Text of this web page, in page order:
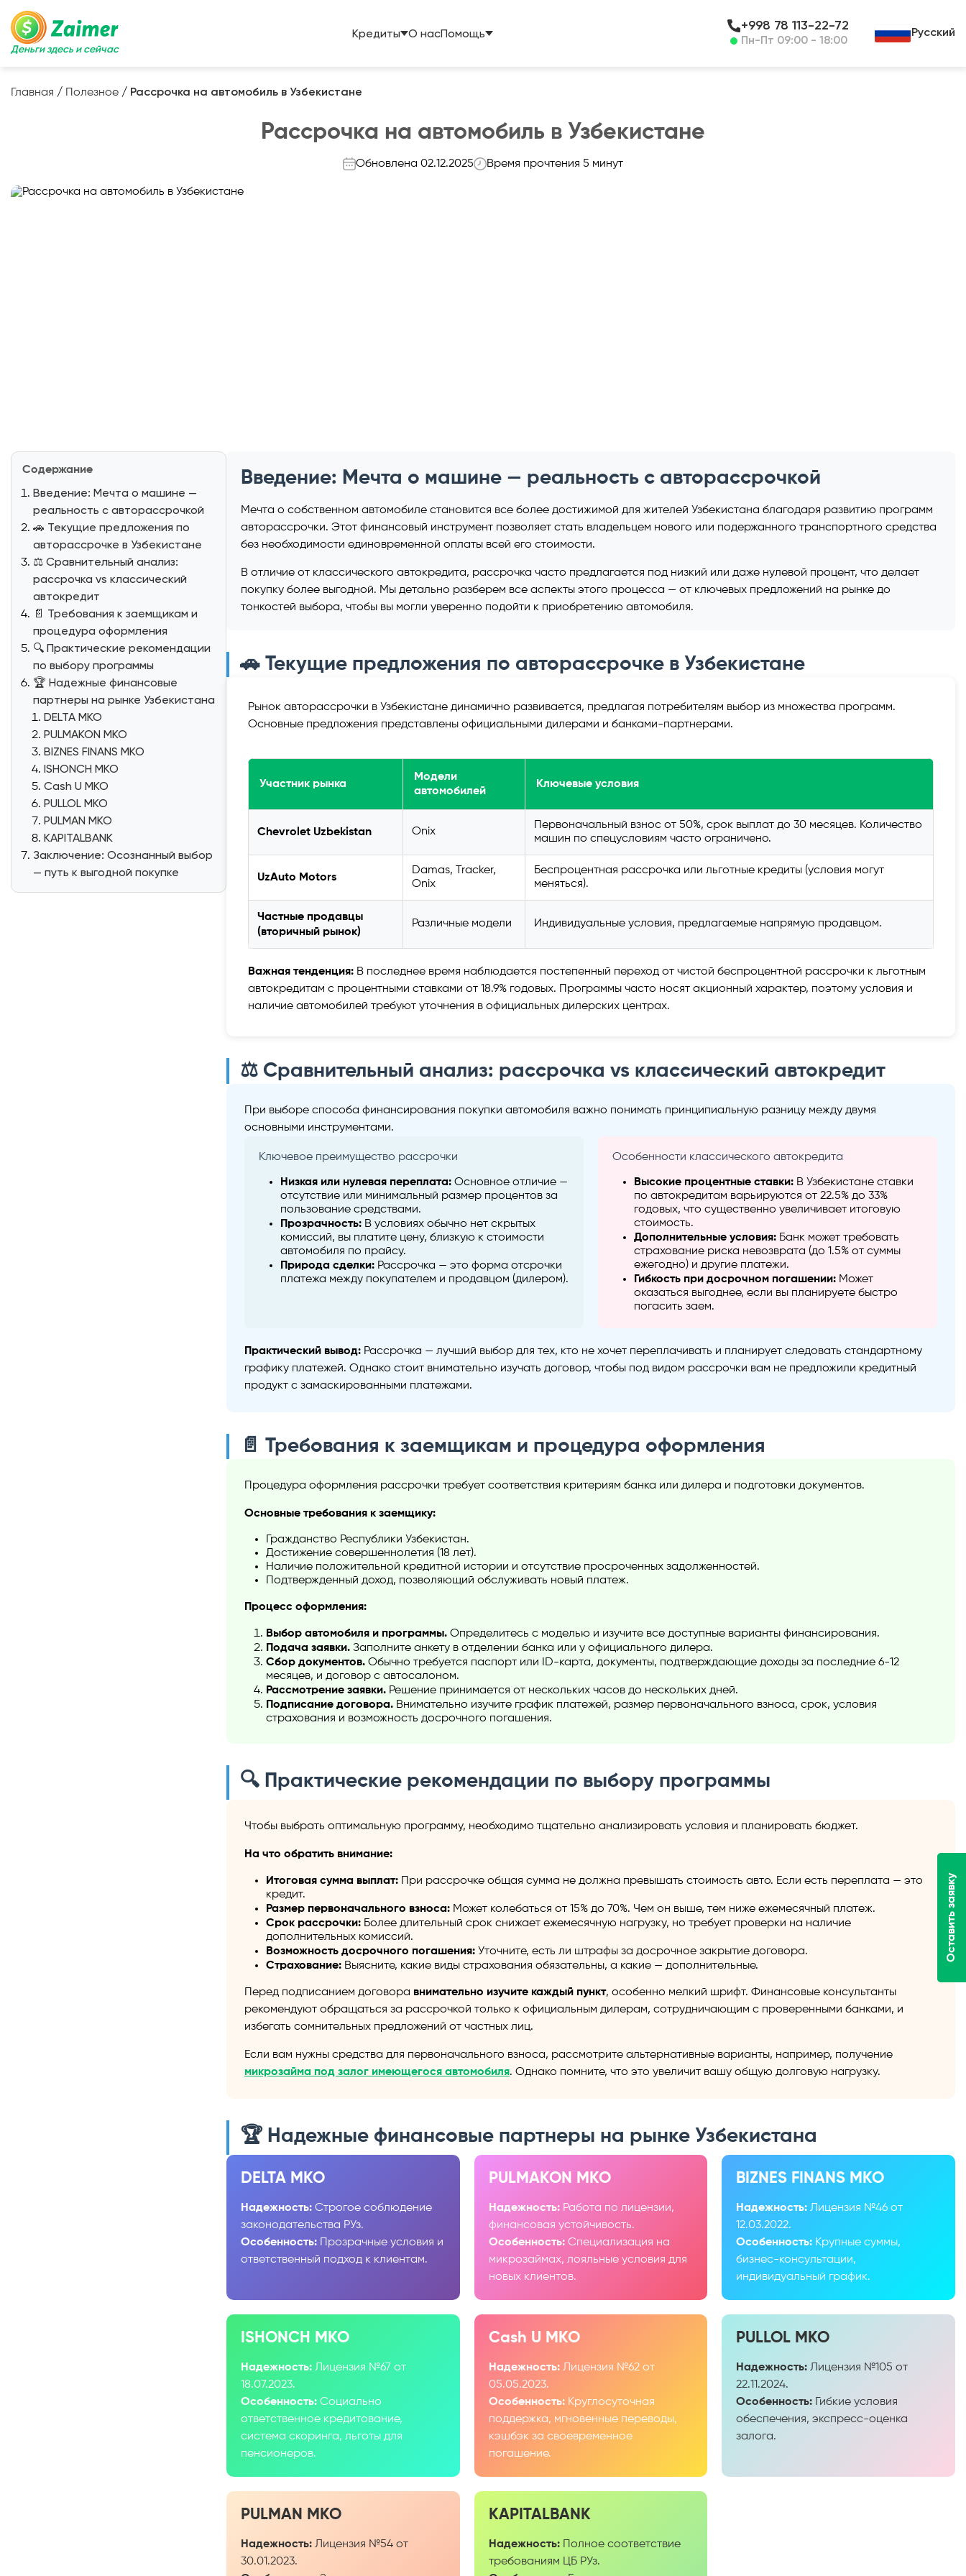
Деньги здесь и сейчас
Кредиты О насПомощь
+998 78 113-22-72
Пн-Пт 09:00 - 18:00
Русский
Главная / Полезное / Рассрочка на автомобиль в Узбекистане
Рассрочка на автомобиль в Узбекистане
Обновлена 02.12.2025 Время прочтения 5 минут
Содержание
Введение: Мечта о машине —
реальность с авторассрочкой
🚗 Текущие предложения по
авторассрочке в Узбекистане
⚖️ Сравнительный анализ:
рассрочка vs классический
автокредит
📄 Требования к заемщикам и
процедура оформления
🔍 Практические рекомендации
по выбору программы
🏆 Надежные финансовые
партнеры на рынке Узбекистана
DELTA МКО
PULMAKON МКО
BIZNES FINANS МКО
ISHONCH МКО
Cash U МКО
PULLOL МКО
PULMAN МКО
KAPITALBANK
Заключение: Осознанный выбор
— путь к выгодной покупке
Введение: Мечта о машине — реальность с авторассрочкой
Мечта о собственном автомобиле становится все более достижимой для жителей Узбекистана благодаря развитию программ
авторассрочки. Этот финансовый инструмент позволяет стать владельцем нового или подержанного транспортного средства
без необходимости единовременной оплаты всей его стоимости.
В отличие от классического автокредита, рассрочка часто предлагается под низкий или даже нулевой процент, что делает
покупку более выгодной. Мы детально разберем все аспекты этого процесса — от ключевых предложений на рынке до
тонкостей выбора, чтобы вы могли уверенно подойти к приобретению автомобиля.
🚗 Текущие предложения по авторассрочке в Узбекистане
Рынок авторассрочки в Узбекистане динамично развивается, предлагая потребителям выбор из множества программ.
Основные предложения представлены официальными дилерами и банками-партнерами.
Участник рынка
Модели
автомобилей
Ключевые условия
Chevrolet Uzbekistan Onix
Первоначальный взнос от 50%, срок выплат до 30 месяцев. Количество
машин по спецусловиям часто ограничено.
UzAuto Motors
Damas, Tracker,
Onix
Беспроцентная рассрочка или льготные кредиты (условия могут
меняться).
Частные продавцы
(вторичный рынок)
Различные модели Индивидуальные условия, предлагаемые напрямую продавцом.
Важная тенденция: В последнее время наблюдается постепенный переход от чистой беспроцентной рассрочки к льготным
автокредитам с процентными ставками от 18.9% годовых. Программы часто носят акционный характер, поэтому условия и
наличие автомобилей требуют уточнения в официальных дилерских центрах.
⚖️ Сравнительный анализ: рассрочка vs классический автокредит
При выборе способа финансирования покупки автомобиля важно понимать принципиальную разницу между двумя
основными инструментами.
Ключевое преимущество рассрочки
Низкая или нулевая переплата: Основное отличие —
отсутствие или минимальный размер процентов за
пользование средствами.
Прозрачность: В условиях обычно нет скрытых
комиссий, вы платите цену, близкую к стоимости
автомобиля по прайсу.
Природа сделки: Рассрочка — это форма отсрочки
платежа между покупателем и продавцом (дилером).
Особенности классического автокредита
Высокие процентные ставки: В Узбекистане ставки
по автокредитам варьируются от 22.5% до 33%
годовых, что существенно увеличивает итоговую
стоимость.
Дополнительные условия: Банк может требовать
страхование риска невозврата (до 1.5% от суммы
ежегодно) и другие платежи.
Гибкость при досрочном погашении: Может
оказаться выгоднее, если вы планируете быстро
погасить заем.
Практический вывод: Рассрочка — лучший выбор для тех, кто не хочет переплачивать и планирует следовать стандартному
графику платежей. Однако стоит внимательно изучать договор, чтобы под видом рассрочки вам не предложили кредитный
продукт с замаскированными платежами.
📄 Требования к заемщикам и процедура оформления
Процедура оформления рассрочки требует соответствия критериям банка или дилера и подготовки документов.
Основные требования к заемщику:
Гражданство Республики Узбекистан.
Достижение совершеннолетия (18 лет).
Наличие положительной кредитной истории и отсутствие просроченных задолженностей.
Подтвержденный доход, позволяющий обслуживать новый платеж.
Процесс оформления:
Выбор автомобиля и программы. Определитесь с моделью и изучите все доступные варианты финансирования.
Подача заявки. Заполните анкету в отделении банка или у официального дилера.
Сбор документов. Обычно требуется паспорт или ID-карта, документы, подтверждающие доходы за последние 6-12
месяцев, и договор с автосалоном.
Рассмотрение заявки. Решение принимается от нескольких часов до нескольких дней.
Подписание договора. Внимательно изучите график платежей, размер первоначального взноса, срок, условия
страхования и возможность досрочного погашения.
🔍 Практические рекомендации по выбору программы
Чтобы выбрать оптимальную программу, необходимо тщательно анализировать условия и планировать бюджет.
На что обратить внимание:
Итоговая сумма выплат: При рассрочке общая сумма не должна превышать стоимость авто. Если есть переплата — это
кредит.
Размер первоначального взноса: Может колебаться от 15% до 70%. Чем он выше, тем ниже ежемесячный платеж.
Срок рассрочки: Более длительный срок снижает ежемесячную нагрузку, но требует проверки на наличие
дополнительных комиссий.
Возможность досрочного погашения: Уточните, есть ли штрафы за досрочное закрытие договора.
Страхование: Выясните, какие виды страхования обязательны, а какие — дополнительные.
Перед подписанием договора внимательно изучите каждый пункт, особенно мелкий шрифт. Финансовые консультанты
рекомендуют обращаться за рассрочкой только к официальным дилерам, сотрудничающим с проверенными банками, и
избегать сомнительных предложений от частных лиц.
Если вам нужны средства для первоначального взноса, рассмотрите альтернативные варианты, например, получение
микрозайма под залог имеющегося автомобиля. Однако помните, что это увеличит вашу общую долговую нагрузку.
🏆 Надежные финансовые партнеры на рынке Узбекистана
DELTA МКО
Надежность: Строгое соблюдение
законодательства РУз.
Особенность: Прозрачные условия и
ответственный подход к клиентам.
PULMAKON МКО
Надежность:Работа по лицензии,
финансовая устойчивость.
Особенность:Специализация на
микрозаймах, лояльные условия для
новых клиентов.
BIZNES FINANS МКО
Надежность: Лицензия №46 от
12.03.2022.
Особенность: Крупные суммы,
бизнес-консультации,
индивидуальный график.
ISHONCH МКО
Надежность: Лицензия №67 от
18.07.2023.
Особенность: Социально
ответственное кредитование,
система скоринга, льготы для
пенсионеров.
Cash U МКО
Надежность:Лицензия №62 от
05.05.2023.
Особенность:Круглосуточная
поддержка, мгновенные переводы,
кэшбэк за своевременное
погашение.
PULLOL МКО
Надежность: Лицензия №105 от
22.11.2024.
Особенность: Гибкие условия
обеспечения, экспресс-оценка
залога.
PULMAN МКО
Надежность: Лицензия №54 от
30.01.2023.
KAPITALBANK
Надежность:Полное соответствие
требованиям ЦБ РУз.
Оставить заявку